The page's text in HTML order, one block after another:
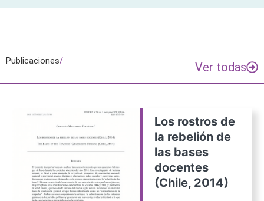
Publicaciones/ Ver todas
Los rostros de
la rebelión de
las bases
docentes
(Chile, 2014)